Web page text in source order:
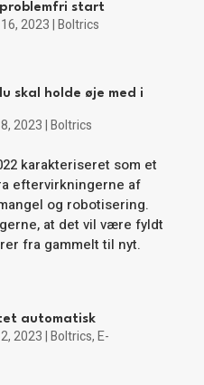
start
2023|Boltrics
skal holde øje med i
2023|Boltrics
karakteriseret som et
eftervirkningerne af
og robotisering.
at det vil være fyldt
fra gammelt til nyt.
automatisk
2023|Boltrics,E-